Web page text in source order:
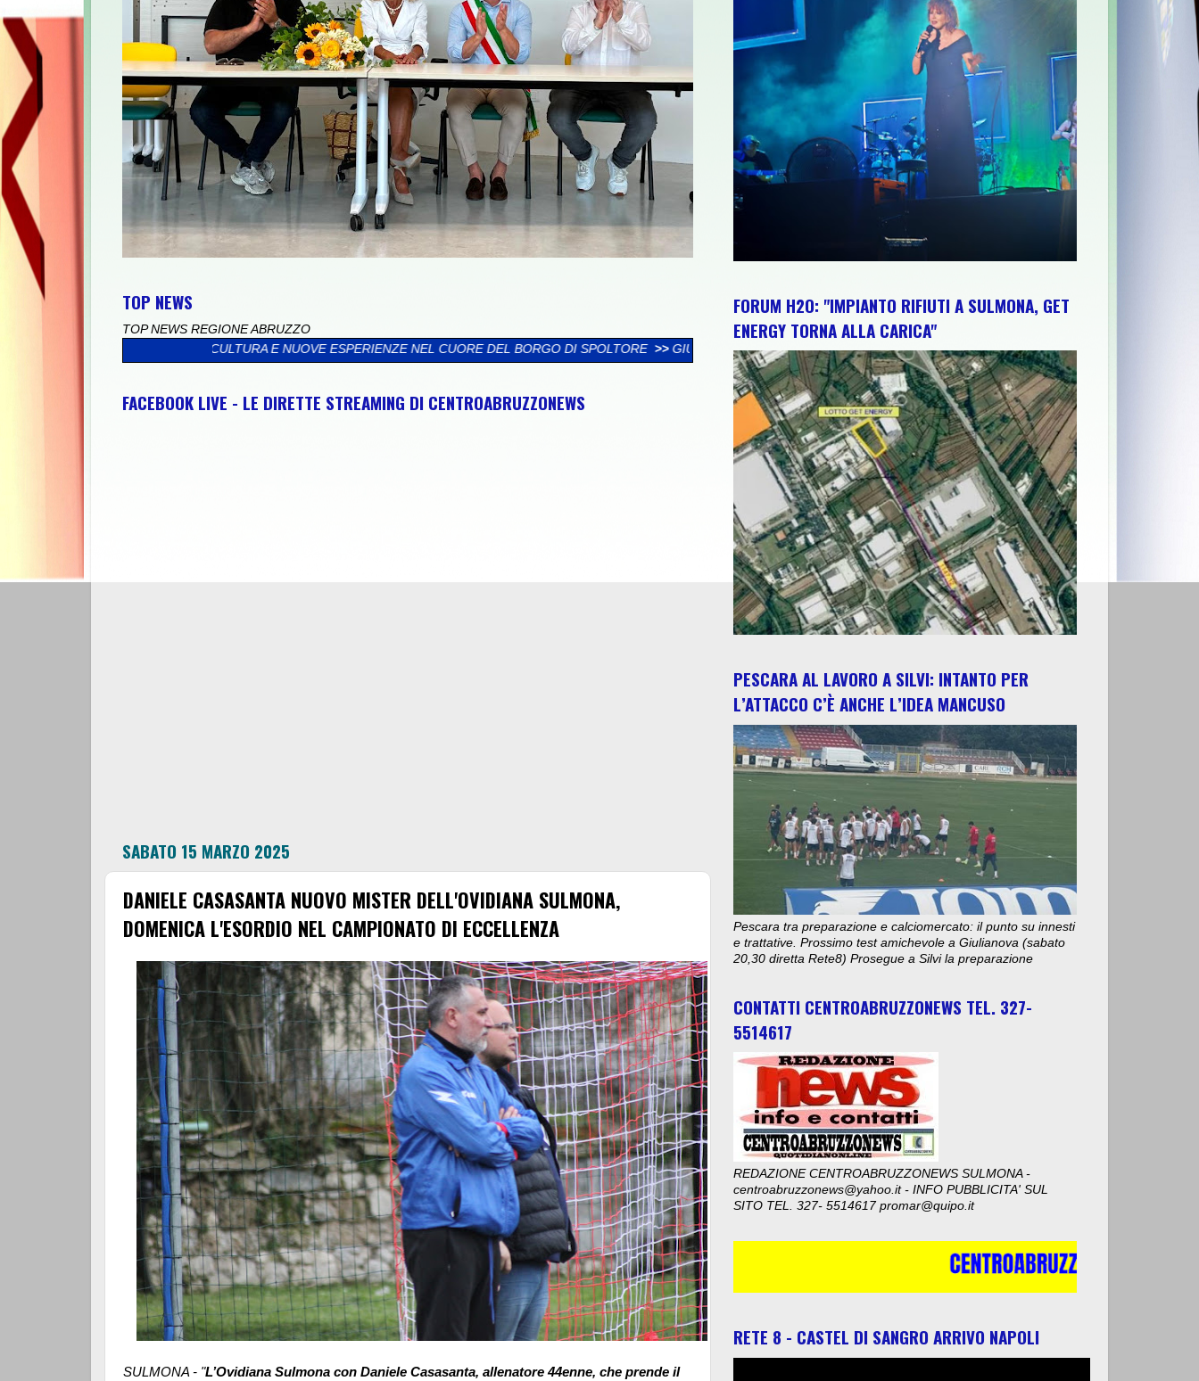
TOP NEWS
TOP NEWS REGIONE ABRUZZO
E NUOVE ESPERIENZE NEL CUORE DEL BORGO DI SPOLTORE >> GIULIANOVA: "IN VIA NIEVO, GLI ALBERI TORNANO AD ESSERE UN PUNTO DI FORZA PER LA CITTÀ. LO HA CONSENTITO UN
FACEBOOK LIVE - LE DIRETTE STREAMING DI CENTROABRUZZONEWS
SABATO 15 MARZO 2025
DANIELE CASASANTA NUOVO MISTER DELL'OVIDIANA SULMONA,
DOMENICA L'ESORDIO NEL CAMPIONATO DI ECCELLENZA
SULMONA - "L’Ovidiana Sulmona con Daniele Casasanta, allenatore 44enne, che prende il
FORUM H2O: "IMPIANTO RIFIUTI A SULMONA, GET
ENERGY TORNA ALLA CARICA"
PESCARA AL LAVORO A SILVI: INTANTO PER
L’ATTACCO C’È ANCHE L’IDEA MANCUSO
Pescara tra preparazione e calciomercato: il punto su innesti
e trattative. Prossimo test amichevole a Giulianova (sabato
20,30 diretta Rete8) Prosegue a Silvi la preparazione
CONTATTI CENTROABRUZZONEWS TEL. 327-
5514617
REDAZIONE CENTROABRUZZONEWS SULMONA -
centroabruzzonews@yahoo.it - INFO PUBBLICITA' SUL
SITO TEL. 327- 5514617 promar@quipo.it
RETE 8 - CASTEL DI SANGRO ARRIVO NAPOLI